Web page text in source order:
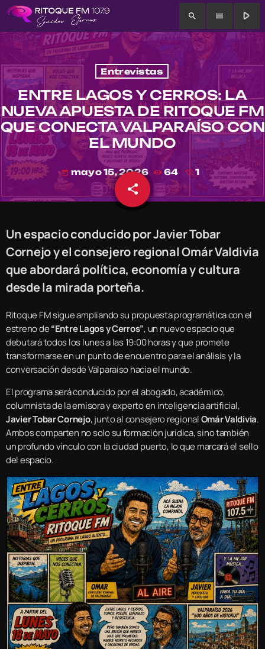
search menu play_arrow
Entrevistas
ENTRE LAGOS Y CERROS: LA
NUEVA APUESTA DE RITOQUE FM
QUE CONECTA VALPARAÍSO CON
EL MUNDO
today mayo 15, 2026 64 1
share
email
Un espacio conducido por Javier Tobar
Cornejo y el consejero regional Omár Valdivia
que abordará política, economía y cultura
desde la mirada porteña.
Ritoque FM sigue ampliando su propuesta programática con el
estreno de“Entre Lagos y Cerros”, un nuevo espacio que
debutará todos los lunes a las 19:00 horas y que promete
transformarse en un punto de encuentro para el análisis y la
conversación desde Valparaíso hacia el mundo.
El programa será conducido por el abogado, académico,
columnista de la emisora y experto en inteligencia artificial,
Javier Tobar Cornejo, junto al consejero regionalOmár Valdivia.
Ambos comparten no solo su formación jurídica, sino también
un profundo vínculo con la ciudad puerto, lo que marcará el sello
del espacio.